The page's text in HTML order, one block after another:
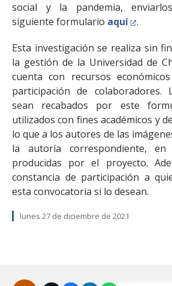
social y la pandemia,
siguiente formulario aquí
.
Esta investigación se realiza sin
la gestión de la Universidad de
cuenta con recursos
participación de colaboradores.
sean recabados por este
utilizados con fines académicos y
lo que a los autores de las
la autoría correspondiente, en
producidas por el proyecto.
constancia de participación a
esta convocatoria si lo desean.
lunes 27 de diciembre de 2021